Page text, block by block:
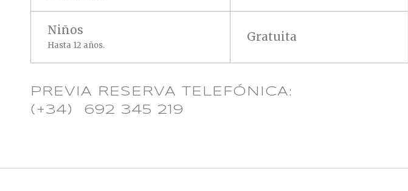
Niños
Hasta 12 años.
Gratuita
PREVIA RESERVA TELEFÓNICA:
(+34) 692 345 219